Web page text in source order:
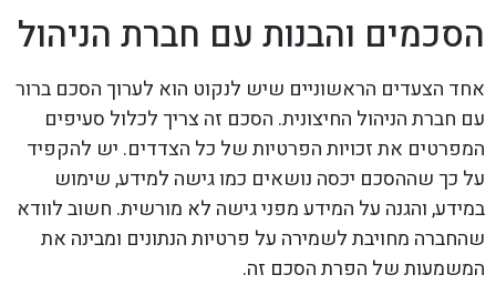
הסכמים והבנות עם חברת הניהול
אחד הצעדים הראשוניים שיש לנקוט הוא לערוך הסכם ברור
עם חברת הניהול החיצונית. הסכם זה צריך לכלול סעיפים
המפרטים את זכויות הפרטיות של כל הצדדים. יש להקפיד
על כך שההסכם יכסה נושאים כמו גישה למידע, שימוש
במידע, והגנה על המידע מפני גישה לא מורשית. חשוב לוודא
שהחברה מחויבת לשמירה על פרטיות הנתונים ומבינה את
המשמעות של הפרת הסכם זה.